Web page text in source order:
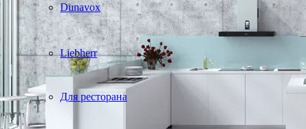
Dunavox
Liebherr
Для ресторана